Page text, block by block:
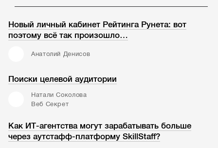
Новый личный кабинет Рейтинга Рунета: вот
поэтому всё так произошло…
Анатолий Денисов
Поиски целевой аудитории
Натали Соколова
Веб Секрет
Как ИТ-агентства могут зарабатывать больше
через аутстафф-платформу SkillStaff?